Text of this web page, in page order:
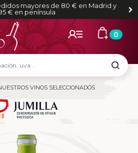
mayores de 80 € en Madrid y
€ en península
0
VINOS SELECCIONADOS